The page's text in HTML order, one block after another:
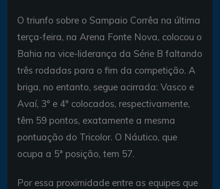
O triunfo sobre o Sampaio Corrêa na última
terça-feira, na Arena Fonte Nova, colocou o
Bahia na vice-liderança da Série B faltando
três rodadas para o fim da competição. A
briga, no entanto, segue acirrada: Vasco e
Avaí, 3º e 4º colocados, respectivamente,
têm 59 pontos, exatamente a mesma
pontuação do Tricolor. O Náutico, que
ocupa a 5ª posição, tem 57.
Por essa proximidade entre as equipes que